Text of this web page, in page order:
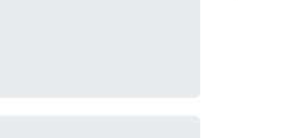
projetos